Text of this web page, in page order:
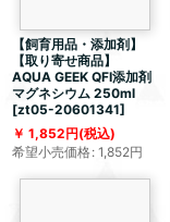
【飼育用品・添加剤】
【取り寄せ商品】
AQUA GEEK QFI添加剤
マグネシウム 250ml
[zt05-20601341]
1,852円(税込)
希望小売価格: 1,852円